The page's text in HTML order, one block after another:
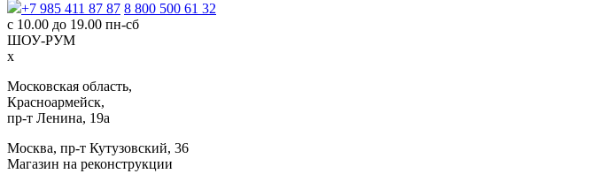
+7 985 411 87 87 8 800 500 61 32
с 10.00 до 19.00 пн-сб
ШОУ-РУМ
x
Московская область,
Красноармейск,
пр-т Ленина, 19а
Москва, пр-т Кутузовский, 36
Магазин на реконструкции